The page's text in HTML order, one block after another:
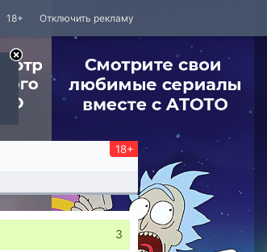
Отключить рекламу
18+
18+
3